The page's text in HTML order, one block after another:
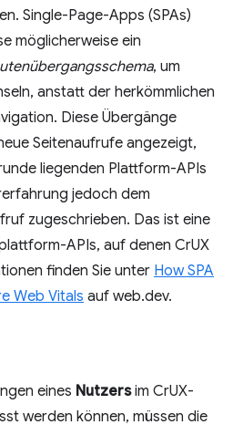
Single-Page-Apps (SPAs)
möglicherweise ein
, um
anstatt der herkömmlichen
Diese Übergänge
Seitenaufrufe angezeigt,
liegenden Plattform-APIs
jedoch dem
zugeschrieben. Das ist eine
APIs, auf denen CrUX
finden Sie unter How SPA
Web Vitals auf web.dev.
eines Nutzersim CrUX-
werden können, müssen die